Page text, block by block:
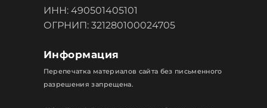
ИНН: 490501405101
ОГРНИП: 321280100024705
Информация
Перепечатка материалов сайта без письменного
разрешения запрещена.